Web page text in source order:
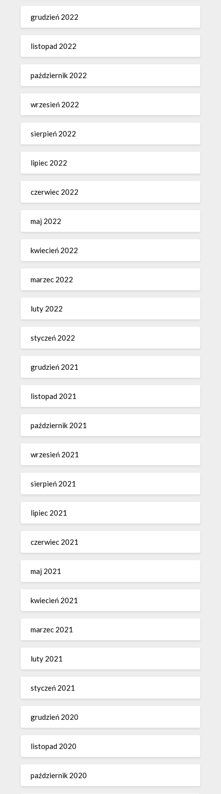
grudzień 2022
listopad 2022
październik 2022
wrzesień 2022
sierpień 2022
lipiec 2022
czerwiec 2022
maj 2022
kwiecień 2022
marzec 2022
luty 2022
styczeń 2022
grudzień 2021
listopad 2021
październik 2021
wrzesień 2021
sierpień 2021
lipiec 2021
czerwiec 2021
maj 2021
kwiecień 2021
marzec 2021
luty 2021
styczeń 2021
grudzień 2020
listopad 2020
październik 2020